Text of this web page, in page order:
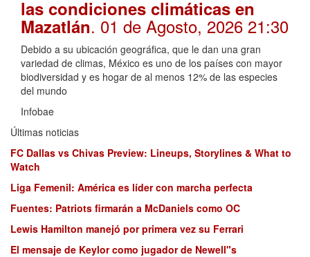
las condiciones climáticas en
Mazatlán. 01 de Agosto, 2026 21:30
Debido a su ubicación geográfica, que le dan una gran
variedad de climas, México es uno de los países con mayor
biodiversidad y es hogar de al menos 12% de las especies
del mundo
Infobae
Últimas noticias
FC Dallas vs Chivas Preview: Lineups, Storylines & What to
Watch
Liga Femenil: América es líder con marcha perfecta
Fuentes: Patriots firmarán a McDaniels como OC
Lewis Hamilton manejó por primera vez su Ferrari
El mensaje de Keylor como jugador de Newell"s